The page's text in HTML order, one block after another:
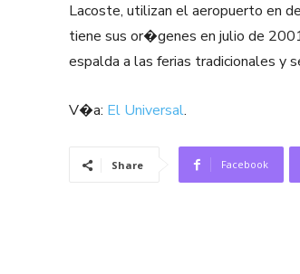
Lacoste, utilizan el aeropuerto en
tiene sus or�genes en julio de
espalda a las ferias tradicionales y
V�a: El Universal.
Share Facebook